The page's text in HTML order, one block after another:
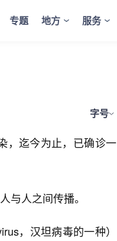
专题 地方 服务
字号
，迄今为止，已确诊一
与人之间传播。
，汉坦病毒的一种）